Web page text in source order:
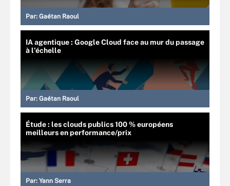
Par: Gaétan Raoul
IA agentique : Google Cloud face au mur du passage
à l’échelle
Par: Gaétan Raoul
Étude : les clouds publics 100 % européens
meilleurs en performance/prix
Par: Yann Serra